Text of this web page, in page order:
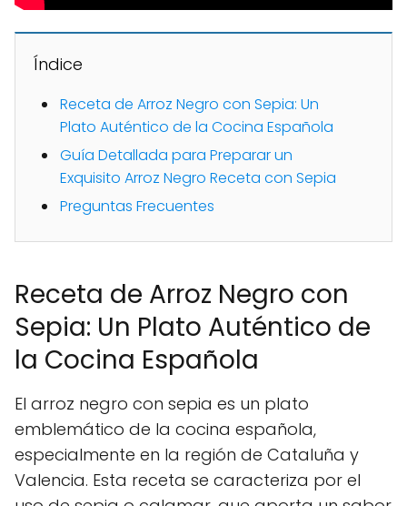
Índice
Receta de Arroz Negro con Sepia: Un
Plato Auténtico de la Cocina Española
Guía Detallada para Preparar un
Exquisito Arroz Negro Receta con Sepia
Preguntas Frecuentes
Receta de Arroz Negro con
Sepia: Un Plato Auténtico de
la Cocina Española
El arroz negro con sepia es un plato
emblemático de la cocina española,
especialmente en la región de Cataluña y
Valencia. Esta receta se caracteriza por el